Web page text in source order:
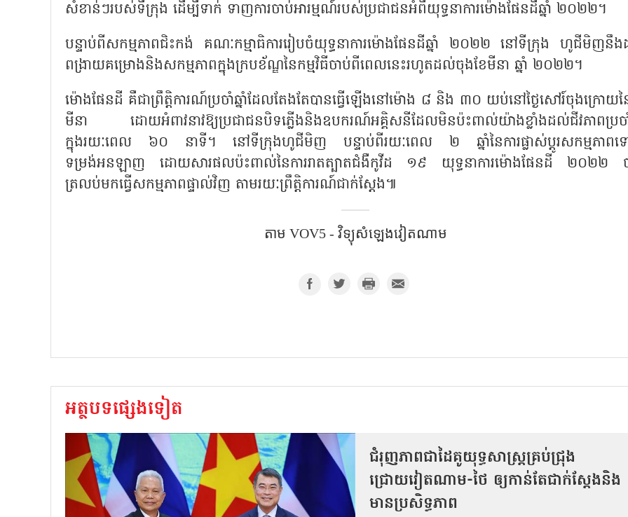
សំខាន់ៗរបស់ទីក្រុង ដើម្បីទាក់ ទាញការចាប់អារម្មណ៍របស់ប្រជាជនអំពីយុទ្ធនាការម៉ោងផែនដីឆ្នាំ ២០២២។
បន្ទាប់ពីសកម្មភាពជិះកង់ គណៈកម្មាធិការរៀបចំយុទ្ធនាការម៉ោងផែនដីឆ្នាំ ២០២២ នៅទីក្រុង ហូជីមិញនឹង
ពង្រាយគម្រោងនិងសកម្មភាពក្នុងក្របខ័ណ្ឌនៃកម្មវិធីចាប់ពីពេលនេះរហូតដល់ចុងខែមីនា ឆ្នាំ ២០២២។
ម៉ោងផែនដី គឺជាព្រឹត្តិការណ៍ប្រចាំឆ្នាំដែលតែងតែបានធ្វើឡើងនៅម៉ោង ៨ និង ៣០ យប់នៅថ្ងៃសៅរ៍ចុងក្រោយន
មីនា ដោយអំពាវនាវឱ្យប្រជាជនបិទភ្លើងនិងឧបករណ៍អគ្គិសនីដែលមិនប៉ះពាល់យ៉ាងខ្លាំងដល់ជីវភាពប្រចាំ
ក្នុងរយៈពេល ៦០ នាទី។ នៅទីក្រុងហូជីមិញ បន្ទាប់ពីរយៈពេល ២ ឆ្នាំនៃការផ្លាស់ប្តូរសកម្មភាពទ
ទម្រង់អនឡាញ ដោយសារផលប៉ះពាល់នៃការរាតត្បាតជំងឺកូវីដ ១៩ យុទ្ធនាការម៉ោងផែនដី ២០២២
ត្រលប់មកធ្វើសកម្មភាពផ្ទាល់វិញ តាមរយៈព្រឹត្តិការណ៍ជាក់ស្តែង៕
តាម VOV5 - វិទ្យុសំឡេង​វៀតណាម
អត្ថបទផ្សេងទៀត
ជំរុញភាពជាដៃគូយុទ្ធសាស្ត្រគ្រប់ជ្រុង
ជ្រោយវៀតណាម-ថៃ ឲ្យកាន់តែជាក់ស្ដែងនិង
មានប្រសិទ្ធភាព